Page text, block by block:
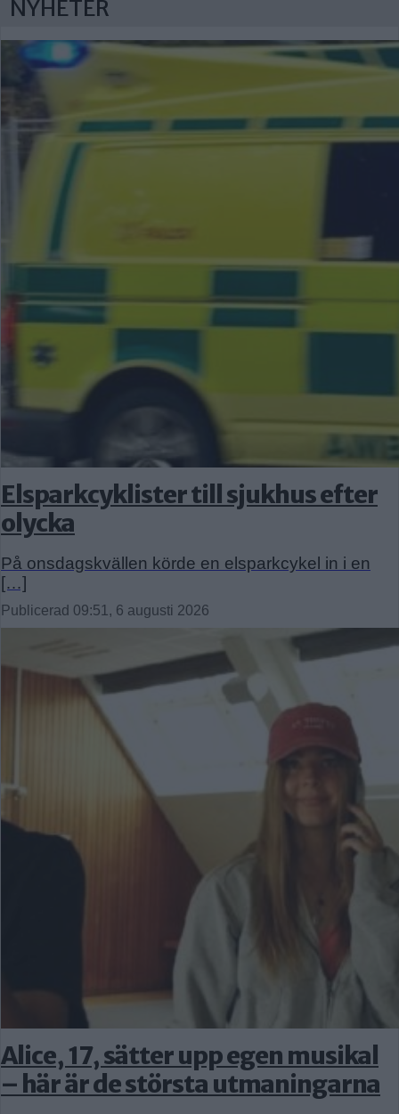
NYHETER
Elsparkcyklister till sjukhus efter
olycka
På onsdagskvällen körde en elsparkcykel in i en
[…]
Publicerad 09:51, 6 augusti 2026
Alice, 17, sätter upp egen musikal
– här är de största utmaningarna